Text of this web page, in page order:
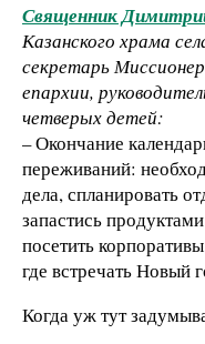
Священник
Казанского храма
секретарь
епархии,
четверых детей:
– Окончание
переживаний:
дела, спланировать
запастись
посетить
где встречать Новый
Когда уж тут